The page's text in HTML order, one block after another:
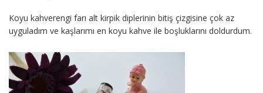
Koyu kahverengi farı alt kirpik diplerinin bitiş çizgisine çok az
uyguladım ve kaşlarımı en koyu kahve ile boşluklarını doldurdum.